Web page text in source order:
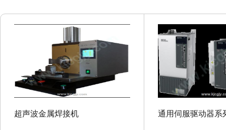
超声波金属焊接机 通用伺服驱动器系